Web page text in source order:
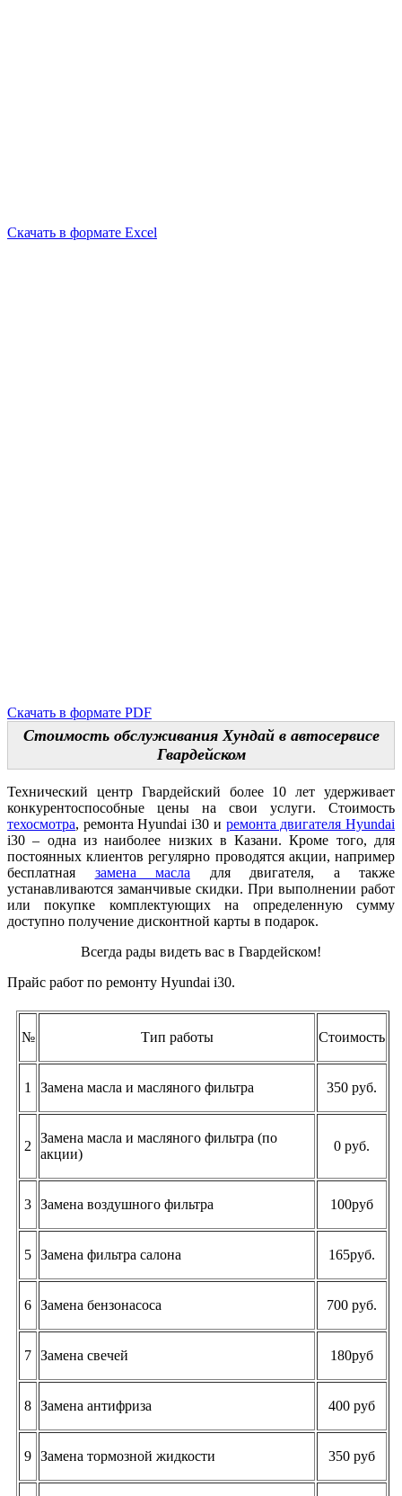
Скачать в формате Excel
Скачать в формате PDF
Стоимость обслуживания Хундай в автосервисе
Гвардейском
Технический центр Гвардейский более 10 лет удерживает
конкурентоспособные цены на свои услуги. Стоимость
техосмотра, ремонта Hyundai i30 и ремонта двигателяHyundai
i30 – одна из наиболее низких в Казани. Кроме того, для
постоянных клиентов регулярно проводятся акции, например
бесплатная замена масла для двигателя, а также
устанавливаются заманчивые скидки. При выполнении работ
или покупке комплектующих на определенную сумму
доступно получение дисконтной карты в подарок.
Всегда рады видеть вас в Гвардейском!
Прайс работ по ремонту Hyundai i30.
№ Тип работы Стоимость
1 Замена масла и масляного фильтра 350 руб.
2
Замена масла и масляного фильтра (по
акции)
0 руб.
3 Замена воздушного фильтра 100руб
5 Замена фильтра салона 165руб.
6 Замена бензонасоса 700 руб.
7 Замена свечей 180руб
8 Замена антифриза 400 руб
9 Замена тормозной жидкости 350 руб